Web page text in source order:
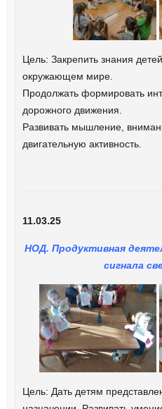
Цель: Закрепить знания
окружающем мире.
Продолжать формировать
дорожного движения.
Развивать мышление,
двигательную активность.
11.03.25
НОД. Продуктивная
сигнала
Цель: Дать детям